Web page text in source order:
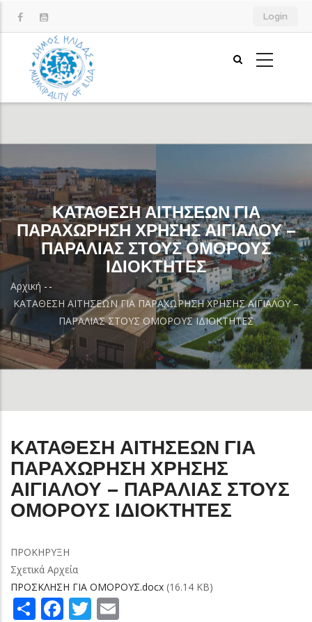
προς
περιεχόμενο
Login
ΚΑΤΑΘΕΣΗ ΑΙΤΗΣΕΩΝ ΓΙΑ
ΠΑΡΑΧΩΡΗΣΗ ΧΡΗΣΗΣ ΑΙΓΙΑΛΟΥ –
ΠΑΡΑΛΙΑΣ ΣΤΟΥΣ ΟΜΟΡΟΥΣ
ΙΔΙΟΚΤΗΤΕΣ
Breadcrumb
Αρχική - -
ΚΑΤΑΘΕΣΗ ΑΙΤΗΣΕΩΝ ΓΙΑ ΠΑΡΑΧΩΡΗΣΗ ΧΡΗΣΗΣ ΑΙΓΙΑΛΟΥ –
ΠΑΡΑΛΙΑΣ ΣΤΟΥΣ ΟΜΟΡΟΥΣ ΙΔΙΟΚΤΗΤΕΣ
ΚΑΤΑΘΕΣΗ ΑΙΤΗΣΕΩΝ ΓΙΑ
ΠΑΡΑΧΩΡΗΣΗ ΧΡΗΣΗΣ
ΑΙΓΙΑΛΟΥ – ΠΑΡΑΛΙΑΣ ΣΤΟΥΣ
ΟΜΟΡΟΥΣ ΙΔΙΟΚΤΗΤΕΣ
ΠΡΟΚΗΡΥΞΗ
Σχετικά Αρχεία
ΠΡΟΣΚΛΗΣΗ ΓΙΑ ΟΜΟΡΟΥΣ.docx (16.14 KB)
ShareFacebook
Twitter